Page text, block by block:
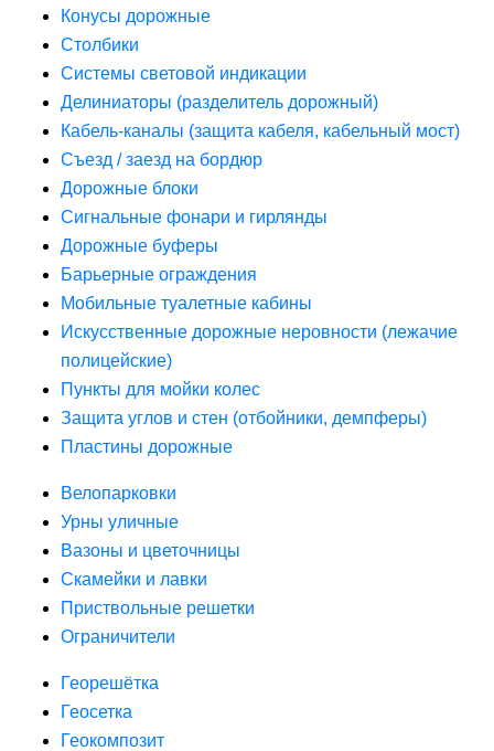
Конусы дорожные
Столбики
Системы световой индикации
Делиниаторы (разделитель дорожный)
Кабель-каналы (защита кабеля, кабельный мост)
Съезд / заезд на бордюр
Дорожные блоки
Сигнальные фонари и гирлянды
Дорожные буферы
Барьерные ограждения
Мобильные туалетные кабины
Искусственные дорожные неровности (лежачие
полицейские)
Пункты для мойки колес
Защита углов и стен (отбойники, демпферы)
Пластины дорожные
Велопарковки
Урны уличные
Вазоны и цветочницы
Скамейки и лавки
Приствольные решетки
Ограничители
Георешётка
Геосетка
Геокомпозит